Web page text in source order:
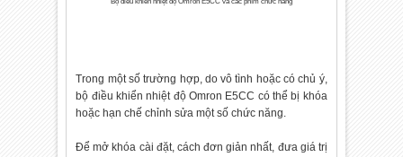
Trong một số trường hợp, do vô tình hoặc có chủ ý,
bộ điều khiển nhiệt độ Omron E5CC có thể bị khóa
hoặc hạn chế chỉnh sửa một số chức năng.
Để mở khóa cài đặt, cách đơn giản nhất, đưa giá trị